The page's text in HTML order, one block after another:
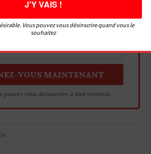
pouvez vous désinscrire à tout moment.
Vous pouvez vous désinscrire quand vous le
souhaitez